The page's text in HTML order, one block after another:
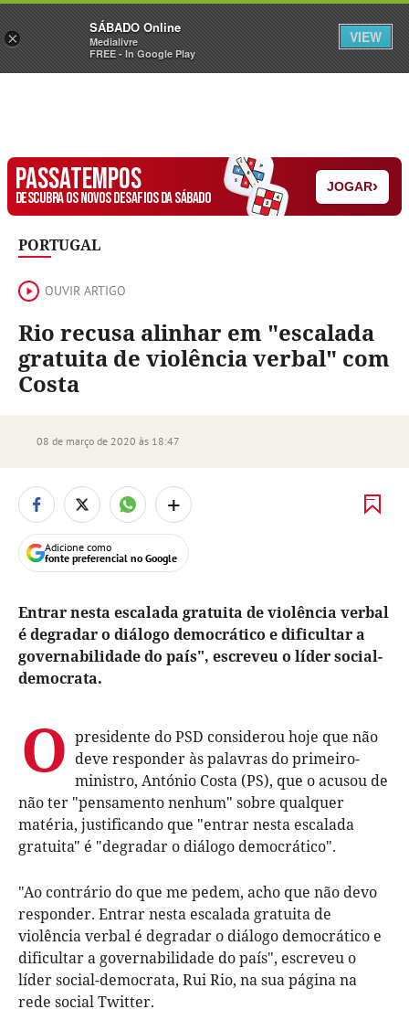
Sábado Assine Iniciar Sessão
PASSATEMPOS
DESCUBRA OS NOVOS DESAFIOS DA SÁBADO
JOGAR›
PORTUGAL
OUVIR ARTIGO
Rio recusa alinhar em "escalada
gratuita de violência verbal" com
Costa
08 de março de 2020 às 18:47
+
Adicione como
fonte preferencial no Google
Entrar nesta escalada gratuita de violência verbal
é degradar o diálogo democrático e dificultar a
governabilidade do país", escreveu o líder social-
democrata.
O presidente do PSD considerou hoje que não
deve responder às palavras do primeiro-
ministro, António Costa (PS), que o acusou de
não ter "pensamento nenhum" sobre qualquer
matéria, justificando que "entrar nesta escalada
gratuita" é "degradar o diálogo democrático".
"Ao contrário do que me pedem, acho que não devo
responder. Entrar nesta escalada gratuita de
violência verbal é degradar o diálogo democrático e
dificultar a governabilidade do país", escreveu o
líder social-democrata, Rui Rio, na sua página na
rede social Twitter.
×
SÁBADO Online
Medialivre
FREE - In Google Play
VIEW